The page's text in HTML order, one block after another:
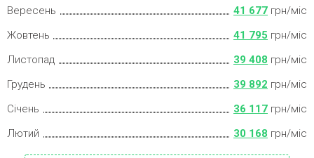
Вересень 41 677 грн/міс
Жовтень
41 795 грн/міс
Листопад
39 408 грн/міс
Грудень
39 892 грн/міс
Січень
36 117 грн/міс
Лютий
30 168 грн/міс